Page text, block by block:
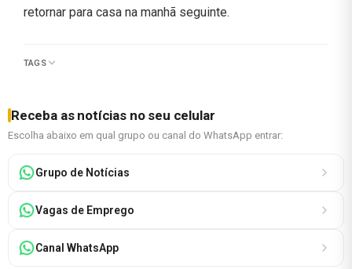
retornar para casa na manhã seguinte.
TAGS
Receba as notícias no seu celular
Escolha abaixo em qual grupo ou canal do WhatsApp entrar:
Grupo de Notícias
Vagas de Emprego
Canal WhatsApp